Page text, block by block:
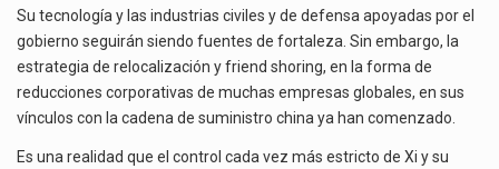
Su tecnología y las industrias civiles y de defensa apoyadas por el
gobierno seguirán siendo fuentes de fortaleza. Sin embargo, la
estrategia de relocalización y friend shoring, en la forma de
reducciones corporativas de muchas empresas globales, en sus
vínculos con la cadena de suministro china ya han comenzado.
Es una realidad que el control cada vez más estricto de Xi y su